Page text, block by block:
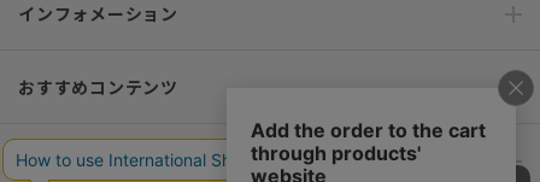
インフォメーション
おすすめコンテンツ
ポリシー・企業情報